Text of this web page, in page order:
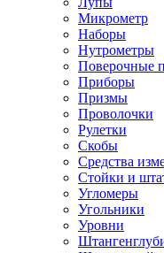
Микрометр
Наборы
Нутрометры
Поверочные
Приборы
Призмы
Проволочки
Рулетки
Скобы
Средства
Стойки и
Угломеры
Угольники
Уровни